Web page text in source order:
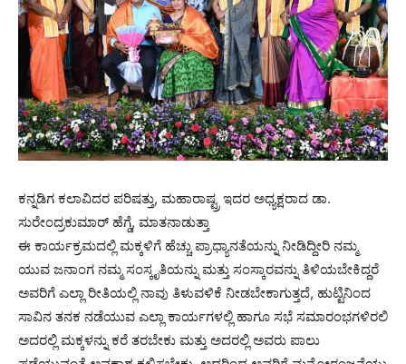
ಕನ್ನಡಿಗ ಕಲಾವಿದರ ಪರಿಷತ್ತು, ಮಹಾರಾಷ್ಟ್ರ ಇದರ ಅಧ್ಯಕ್ಷರಾದ ಡಾ.
ಸುರೇಂದ್ರಕುಮಾರ್ ಹೆಗ್ಡೆ, ಮಾತನಾಡುತ್ತಾ
ಈ ಕಾರ್ಯಕ್ರಮದಲ್ಲಿ ಮಕ್ಕಳಿಗೆ ಹೆಚ್ಚು ಪ್ರಾಧ್ಯಾನತೆಯನ್ನು ನೀಡಿದ್ದೀರಿ ನಮ್ಮ
ಯುವ ಜನಾಂಗ ನಮ್ಮ ಸಂಸ್ಕೃತಿಯನ್ನು ಮತ್ತು ಸಂಸ್ಕಾರವನ್ನು ತಿಳಿಯಬೇಕಿದ್ದರೆ
ಅವರಿಗೆ ಎಲ್ಲಾ ರೀತಿಯಲ್ಲಿ ನಾವು ತಿಳುವಳಿಕೆ ನೀಡಬೇಕಾಗುತ್ತದೆ, ಹುಟ್ಟಿನಿಂದ
ಸಾವಿನ ತನಕ ನಡೆಯುವ ಎಲ್ಲಾ ಕಾರ್ಯಗಳಲ್ಲಿ ಹಾಗೂ ಸಭೆ ಸಮಾರಂಭಗಳಿರಲಿ
ಅದರಲ್ಲಿ ಮಕ್ಕಳನ್ನು ಕರೆ ತರಬೇಕು ಮತ್ತು ಅದರಲ್ಲಿ ಅವರು ಪಾಲು